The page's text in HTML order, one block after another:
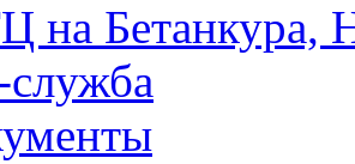
на Бетанкура,